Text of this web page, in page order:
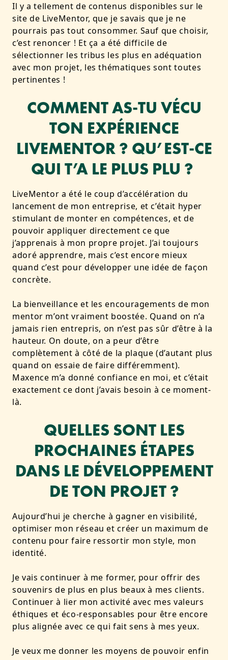
Il y a tellement de contenus disponibles sur le
site de LiveMentor, que je savais que je ne
pourrais pas tout consommer. Sauf que choisir,
c’est renoncer ! Et ça a été difficile de
sélectionner les tribus les plus en adéquation
avec mon projet, les thématiques sont toutes
pertinentes !
COMMENT AS-TU VÉCU
TON EXPÉRIENCE
LIVEMENTOR ? QU’EST-CE
QUI T’A LE PLUS PLU ?
LiveMentor a été le coup d’accélération du
lancement de mon entreprise, et c’était hyper
stimulant de monter en compétences, et de
pouvoir appliquer directement ce que
j’apprenais à mon propre projet. J’ai toujours
adoré apprendre, mais c’est encore mieux
quand c’est pour développer une idée de façon
concrète.
La bienveillance et les encouragements de mon
mentor m’ont vraiment boostée. Quand on n’a
jamais rien entrepris, on n’est pas sûr d’être à la
hauteur. On doute, on a peur d’être
complètement à côté de la plaque (d’autant plus
quand on essaie de faire différemment).
Maxence m’a donné confiance en moi, et c’était
exactement ce dont j’avais besoin à ce moment-
là.
QUELLES SONT LES
PROCHAINES ÉTAPES
DANS LE DÉVELOPPEMENT
DE TON PROJET ?
Aujourd’hui je cherche à gagner en visibilité,
optimiser mon réseau et créer un maximum de
contenu pour faire ressortir mon style, mon
identité.
Je vais continuer à me former, pour offrir des
souvenirs de plus en plus beaux à mes clients.
Continuer à lier mon activité avec mes valeurs
éthiques et éco-responsables pour être encore
plus alignée avec ce qui fait sens à mes yeux.
Je veux me donner les moyens de pouvoir enfin